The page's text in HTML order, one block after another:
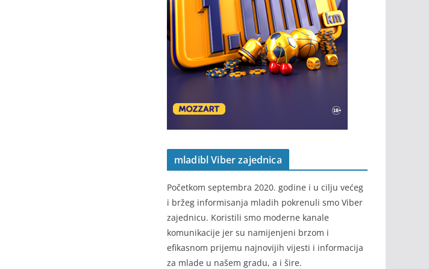
mladibl Viber zajednica
Početkom septembra 2020. godine i u cilju većeg
i bržeg informisanja mladih pokrenuli smo Viber
zajednicu. Koristili smo moderne kanale
komunikacije jer su namijenjeni brzom i
efikasnom prijemu najnovijih vijesti i informacija
za mlade u našem gradu, a i šire.